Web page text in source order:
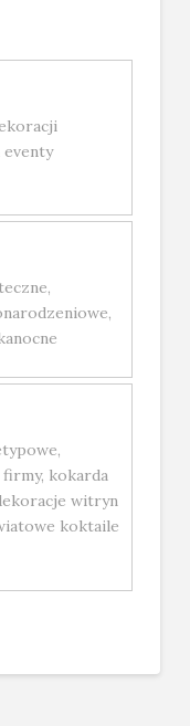
eventy
kokarda
witryn
koktaile